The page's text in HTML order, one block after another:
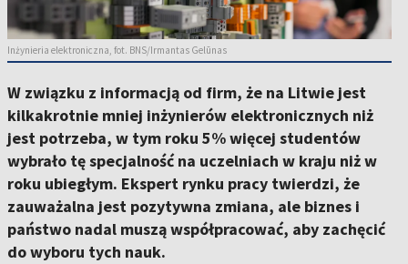
Inżynieria elektroniczna, fot. BNS/Irmantas Gelūnas
W związku z informacją od firm, że na Litwie jest
kilkakrotnie mniej inżynierów elektronicznych niż
jest potrzeba, w tym roku 5% więcej studentów
wybrało tę specjalność na uczelniach w kraju niż w
roku ubiegłym. Ekspert rynku pracy twierdzi, że
zauważalna jest pozytywna zmiana, ale biznes i
państwo nadal muszą współpracować, aby zachęcić
do wyboru tych nauk.